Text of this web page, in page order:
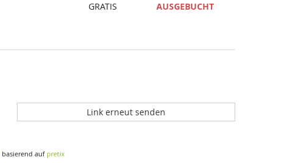
GRATIS AUSGEBUCHT
Link erneut senden
basierend auf pretix